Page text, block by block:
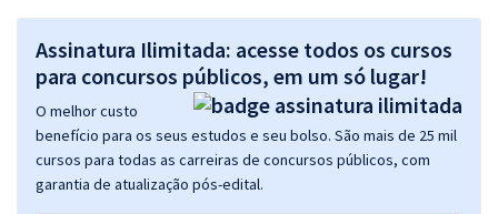
Assinatura Ilimitada: acesse todos os cursos
para concursos públicos, em um só lugar!
O melhor custo
benefício para os seus estudos e seu bolso. São mais de 25 mil
cursos para todas as carreiras de concursos públicos, com
garantia de atualização pós-edital.